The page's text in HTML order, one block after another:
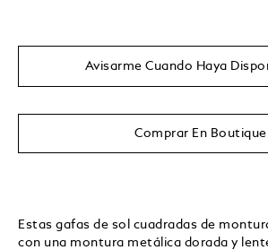
Avisarme Cuando Haya
Comprar En Boutique
Estas gafas de sol cuadradas de
con una montura metálica dorada y